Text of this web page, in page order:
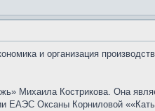
и организация
Михаила Кострикова. Она
ЕАЭС Оксаны Корниловой